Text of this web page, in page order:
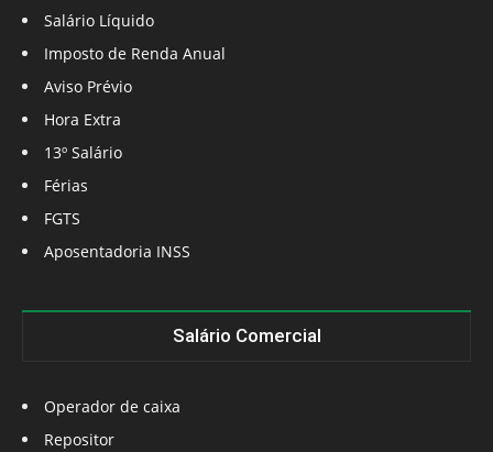
Salário Líquido
Imposto de Renda Anual
Aviso Prévio
Hora Extra
13º Salário
Férias
FGTS
Aposentadoria INSS
Salário Comercial
Operador de caixa
Repositor